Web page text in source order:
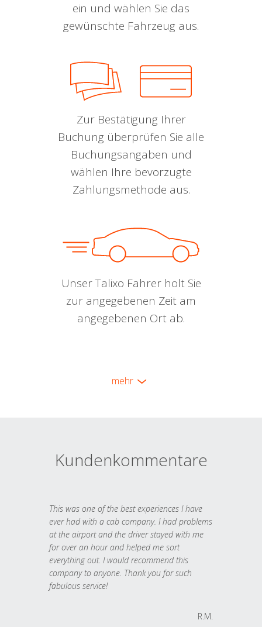
ein und wählen Sie das
gewünschte Fahrzeug aus.
Zur Bestätigung Ihrer
Buchung überprüfen Sie alle
Buchungsangaben und
wählen Ihre bevorzugte
Zahlungsmethode aus.
Unser Talixo Fahrer holt Sie
zur angegebenen Zeit am
angegebenen Ort ab.
mehr
Kundenkommentare
This was one of the best experiences I have
ever had with a cab company. I had problems
at the airport and the driver stayed with me
for over an hour and helped me sort
everything out. I would recommend this
company to anyone. Thank you for such
fabulous service!
R.M.